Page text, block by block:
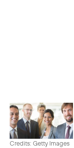
Credits: Getty Images